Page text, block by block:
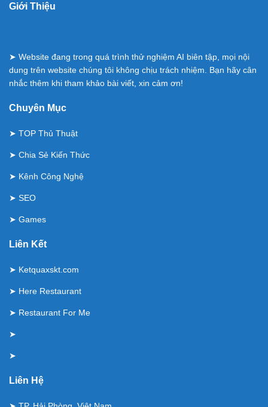
Giới Thiệu
➤ Website đang trong quá trình thử nghiệm AI biên tập, mọi nội
dung trên website chúng tôi không chịu trách nhiệm. Bạn hãy cân
nhắc thêm khi tham khảo bài viết, xin cảm ơn!
Chuyên Mục
➤ TOP Thủ Thuật
➤ Chia Sẻ Kiến Thức
➤ Kênh Công Nghệ
➤ SEO
➤ Games
Liên Kết
➤ Ketquaxskt.com
➤ Here Restaurant
➤ Restaurant For Me
➤
➤
Liên Hệ